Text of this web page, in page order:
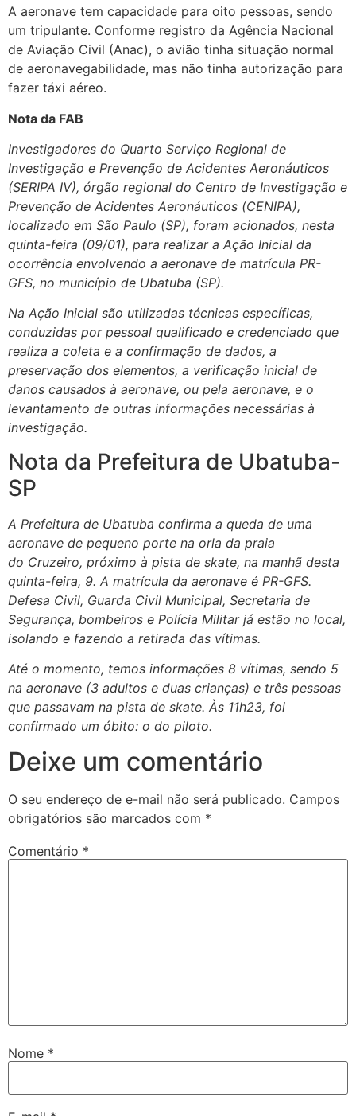
A aeronave tem capacidade para oito pessoas, sendo
um tripulante. Conforme registro da Agência Nacional
de Aviação Civil (Anac), o avião tinha situação normal
de aeronavegabilidade, mas não tinha autorização para
fazer táxi aéreo.
Nota da FAB
Investigadores do Quarto Serviço Regional de
Investigação e Prevenção de Acidentes Aeronáuticos
(SERIPA IV), órgão regional do Centro de Investigação e
Prevenção de Acidentes Aeronáuticos (CENIPA),
localizado em São Paulo (SP), foram acionados, nesta
quinta-feira (09/01), para realizar a Ação Inicial da
ocorrência envolvendo a aeronave de matrícula PR-
GFS, no município de Ubatuba (SP).
Na Ação Inicial são utilizadas técnicas específicas,
conduzidas por pessoal qualificado e credenciado que
realiza a coleta e a confirmação de dados, a
preservação dos elementos, a verificação inicial de
danos causados à aeronave, ou pela aeronave, e o
levantamento de outras informações necessárias à
investigação.
Nota da Prefeitura de Ubatuba-
SP
A Prefeitura de Ubatuba confirma a queda de uma
aeronave de pequeno porte na orla da praia
do Cruzeiro, próximo à pista de skate, na manhã desta
quinta-feira, 9. A matrícula da aeronave é PR-GFS.
Defesa Civil, Guarda Civil Municipal, Secretaria de
Segurança, bombeiros e Polícia Militar já estão no local,
isolando e fazendo a retirada das vítimas.
Até o momento, temos informações 8 vítimas, sendo 5
na aeronave (3 adultos e duas crianças) e três pessoas
que passavam na pista de skate. Às 11h23, foi
confirmado um óbito: o do piloto.
Deixe um comentário
O seu endereço de e-mail não será publicado. Campos
obrigatórios são marcados com *
Comentário *
Nome *